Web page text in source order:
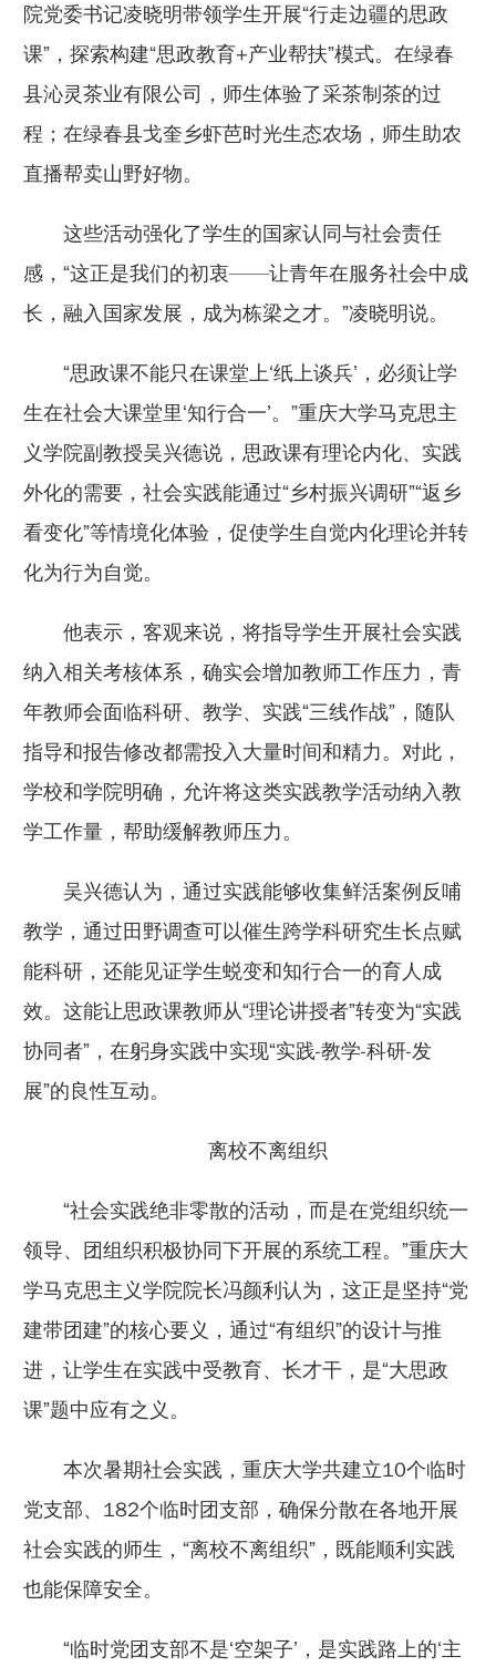
院党委书记凌晓明带领学生开展“行走边疆的思政
课”，探索构建“思政教育+产业帮扶”模式。在绿春
县沁灵茶业有限公司，师生体验了采茶制茶的过
程；在绿春县戈奎乡虾芭时光生态农场，师生助农
直播帮卖山野好物。
这些活动强化了学生的国家认同与社会责任
感，“这正是我们的初衷——让青年在服务社会中成
长，融入国家发展，成为栋梁之才。”凌晓明说。
“思政课不能只在课堂上‘纸上谈兵’，必须让学
生在社会大课堂里‘知行合一’。”重庆大学马克思主
义学院副教授吴兴德说，思政课有理论内化、实践
外化的需要，社会实践能通过“乡村振兴调研”“返乡
看变化”等情境化体验，促使学生自觉内化理论并转
化为行为自觉。
他表示，客观来说，将指导学生开展社会实践
纳入相关考核体系，确实会增加教师工作压力，青
年教师会面临科研、教学、实践“三线作战”，随队
指导和报告修改都需投入大量时间和精力。对此，
学校和学院明确，允许将这类实践教学活动纳入教
学工作量，帮助缓解教师压力。
吴兴德认为，通过实践能够收集鲜活案例反哺
教学，通过田野调查可以催生跨学科研究生长点赋
能科研，还能见证学生蜕变和知行合一的育人成
效。这能让思政课教师从“理论讲授者”转变为“实践
协同者”，在躬身实践中实现“实践-教学-科研-发
展”的良性互动。
离校不离组织
“社会实践绝非零散的活动，而是在党组织统一
领导、团组织积极协同下开展的系统工程。”重庆大
学马克思主义学院院长冯颜利认为，这正是坚持“党
建带团建”的核心要义，通过“有组织”的设计与推
进，让学生在实践中受教育、长才干，是“大思政
课”题中应有之义。
本次暑期社会实践，重庆大学共建立10个临时
党支部、182个临时团支部，确保分散在各地开展
社会实践的师生，“离校不离组织”，既能顺利实践
也能保障安全。
“临时党团支部不是‘空架子’，是实践路上的‘主